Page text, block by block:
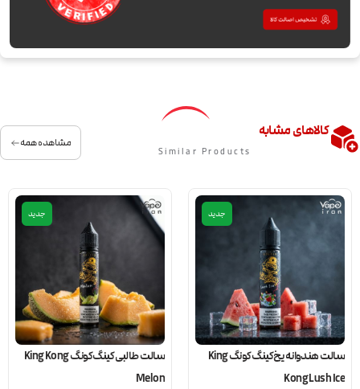
کالاهای مشابه
Similar Products
مشاهده همه
جدید
سالت هندوانه یخ کینگ کونگ King
Kong Lush Ice
جدید
سالت طالبی کینگ کونگ King Kong
Melon